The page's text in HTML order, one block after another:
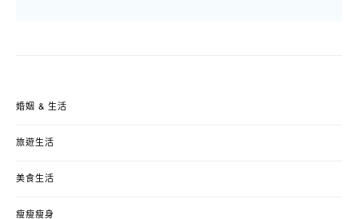
婚姻 & 生活
旅遊生活
美食生活
瘦瘦瘦身